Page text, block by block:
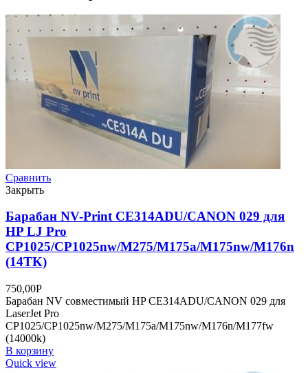
Сравнить
Закрыть
Барабан NV-Print CE314ADU/CANON 029 для
HP LJ Pro
CP1025/CP1025nw/M275/M175a/M175nw/M176n
(14TK)
750,00Р
Барабан NV совместимый HP CE314ADU/CANON 029 для
LaserJet Pro
CP1025/CP1025nw/M275/M175a/M175nw/M176n/M177fw
(14000k)
В корзину
Quick view